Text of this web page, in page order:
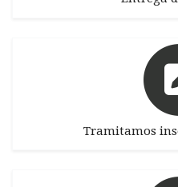
Tramitamos